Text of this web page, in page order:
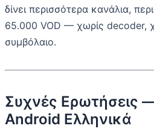
δίνει περισσότερα κανάλια,
65.000 VOD — χωρίς decoder,
συμβόλαιο.
Συχνές Ερωτήσεις
Android Ελληνικά